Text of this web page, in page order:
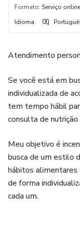
Formato: Serviço online
Idioma:
Atendimento
Se você está em
individualizada de
tem tempo hábil
consulta de
Meu objetivo é
busca de um estilo
hábitos alimentares
de forma
cada um.